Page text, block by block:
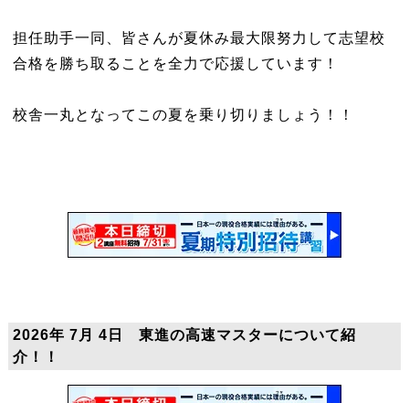
担任助手一同、皆さんが夏休み最大限努力して志望校
合格を勝ち取ることを全力で応援しています！
校舎一丸となってこの夏を乗り切りましょう！！
2026年 7月 4日 東進の高速マスターについて紹
介！！